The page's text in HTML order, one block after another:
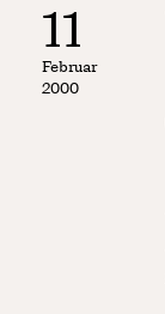
11
Februar
2000